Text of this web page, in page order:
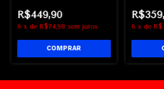
R$449,90
6 x de R$74,98 sem juros 6 x de